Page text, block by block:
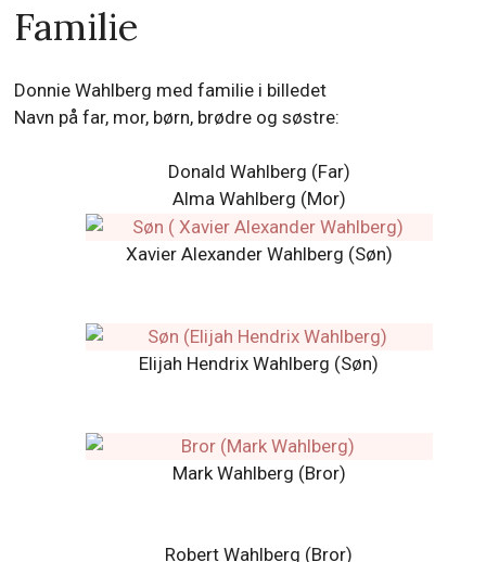
Familie
Donnie Wahlberg med familie i billedet
Navn på far, mor, børn, brødre og søstre:
Donald Wahlberg (Far)
Alma Wahlberg (Mor)
Xavier Alexander Wahlberg (Søn)
Elijah Hendrix Wahlberg (Søn)
Mark Wahlberg (Bror)
Robert Wahlberg (Bror)